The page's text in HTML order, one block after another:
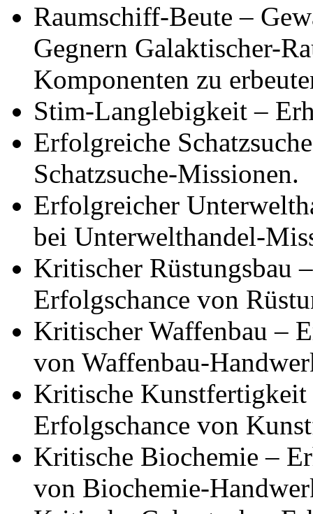
Raumschiff-Beute –
Gegnern Galaktischer-
Komponenten zu
Stim-Langlebigkeit –
Erfolgreiche
Schatzsuche-Missionen.
Erfolgreicher
bei Unterwelthandel-
Kritischer Rüstungsbau
Erfolgschance von
Kritischer Waffenbau –
von Waffenbau-
Kritische
Erfolgschance von
Kritische Biochemie –
von Biochemie-